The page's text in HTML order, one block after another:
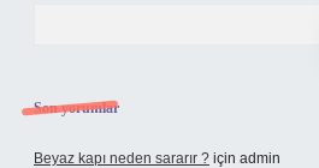
Son yorumlar
Beyaz kapı neden sararır ? için admin